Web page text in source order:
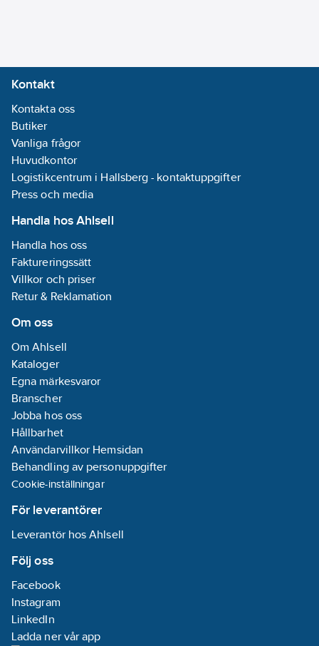
Kontakt
Kontakta oss
Butiker
Vanliga frågor
Huvudkontor
Logistikcentrum i Hallsberg - kontaktuppgifter
Press och media
Handla hos Ahlsell
Handla hos oss
Faktureringssätt
Villkor och priser
Retur & Reklamation
Om oss
Om Ahlsell
Kataloger
Egna märkesvaror
Branscher
Jobba hos oss
Hållbarhet
Användarvillkor Hemsidan
Behandling av personuppgifter
Cookie-inställningar
För leverantörer
Leverantör hos Ahlsell
Följ oss
Facebook
Instagram
LinkedIn
Ladda ner vår app